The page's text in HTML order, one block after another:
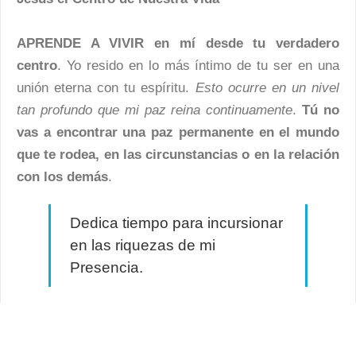
APRENDE A VIVIR en mí desde tu verdadero
centro. Yo resido en lo más íntimo de tu ser en una
unión eterna con tu espíritu. Esto ocurre en un nivel
tan profundo que mi paz reina continuamente.Tú no
vas a encontrar una paz permanente en el mundo
que te rodea, en las circunstancias o en la relación
con los demás.
Dedica tiempo para incursionar
en las riquezas de mi
Presencia.